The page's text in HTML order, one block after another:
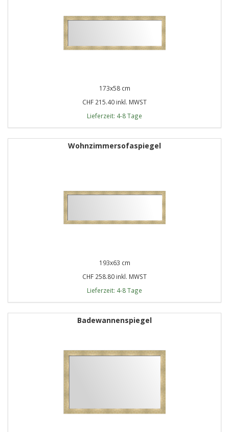
173x58 cm
CHF 215.40 inkl. MWST
Lieferzeit: 4-8 Tage
Wohnzimmersofaspiegel
193x63 cm
CHF 258.80 inkl. MWST
Lieferzeit: 4-8 Tage
Badewannenspiegel